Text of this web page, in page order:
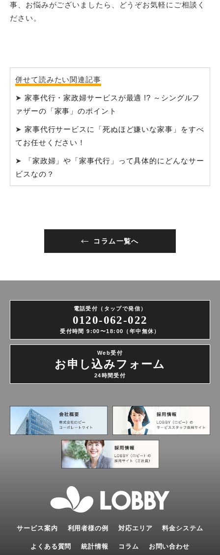
事、お悩みがございましたら、どうぞお気軽にご相談く
ださい。
併せて読みたい関連記事
➤ 家事代行・家政婦サービスが最適 !? ～シングルフ
ァザーの「家事」のポイント
➤ 家事代行サービスに「死ぬほど嫌いな家事」をすべ
てお任せください！
➤
「家政婦」や「家事代行」って具体的にどんなサー
ビスなの？
コラム一覧へ
電話受付（タップで発信）
0120-062-022
受付時間 9:00〜18:00（年中無休）
Web受付
お申し込みフォーム
24時間受付
サービス案内 利用者様の例 対応エリア 料金システム
よくある質問 統計情報 コラム お問い合わせ